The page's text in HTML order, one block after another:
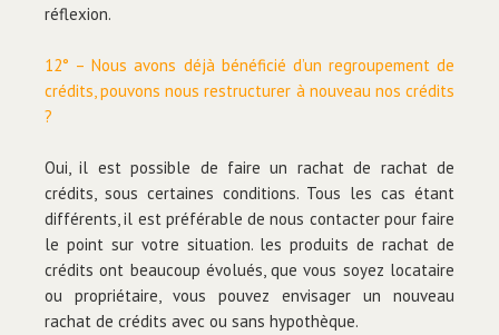
réflexion.
12° – Nous avons déjà bénéficié d’un regroupement de
crédits, pouvons nous restructurer à nouveau nos crédits
?
Oui, il est possible de faire un rachat de rachat de
crédits, sous certaines conditions. Tous les cas étant
différents, il est préférable de nous contacter pour faire
le point sur votre situation. les produits de rachat de
crédits ont beaucoup évolués, que vous soyez locataire
ou propriétaire, vous pouvez envisager un nouveau
rachat de crédits avec ou sans hypothèque.